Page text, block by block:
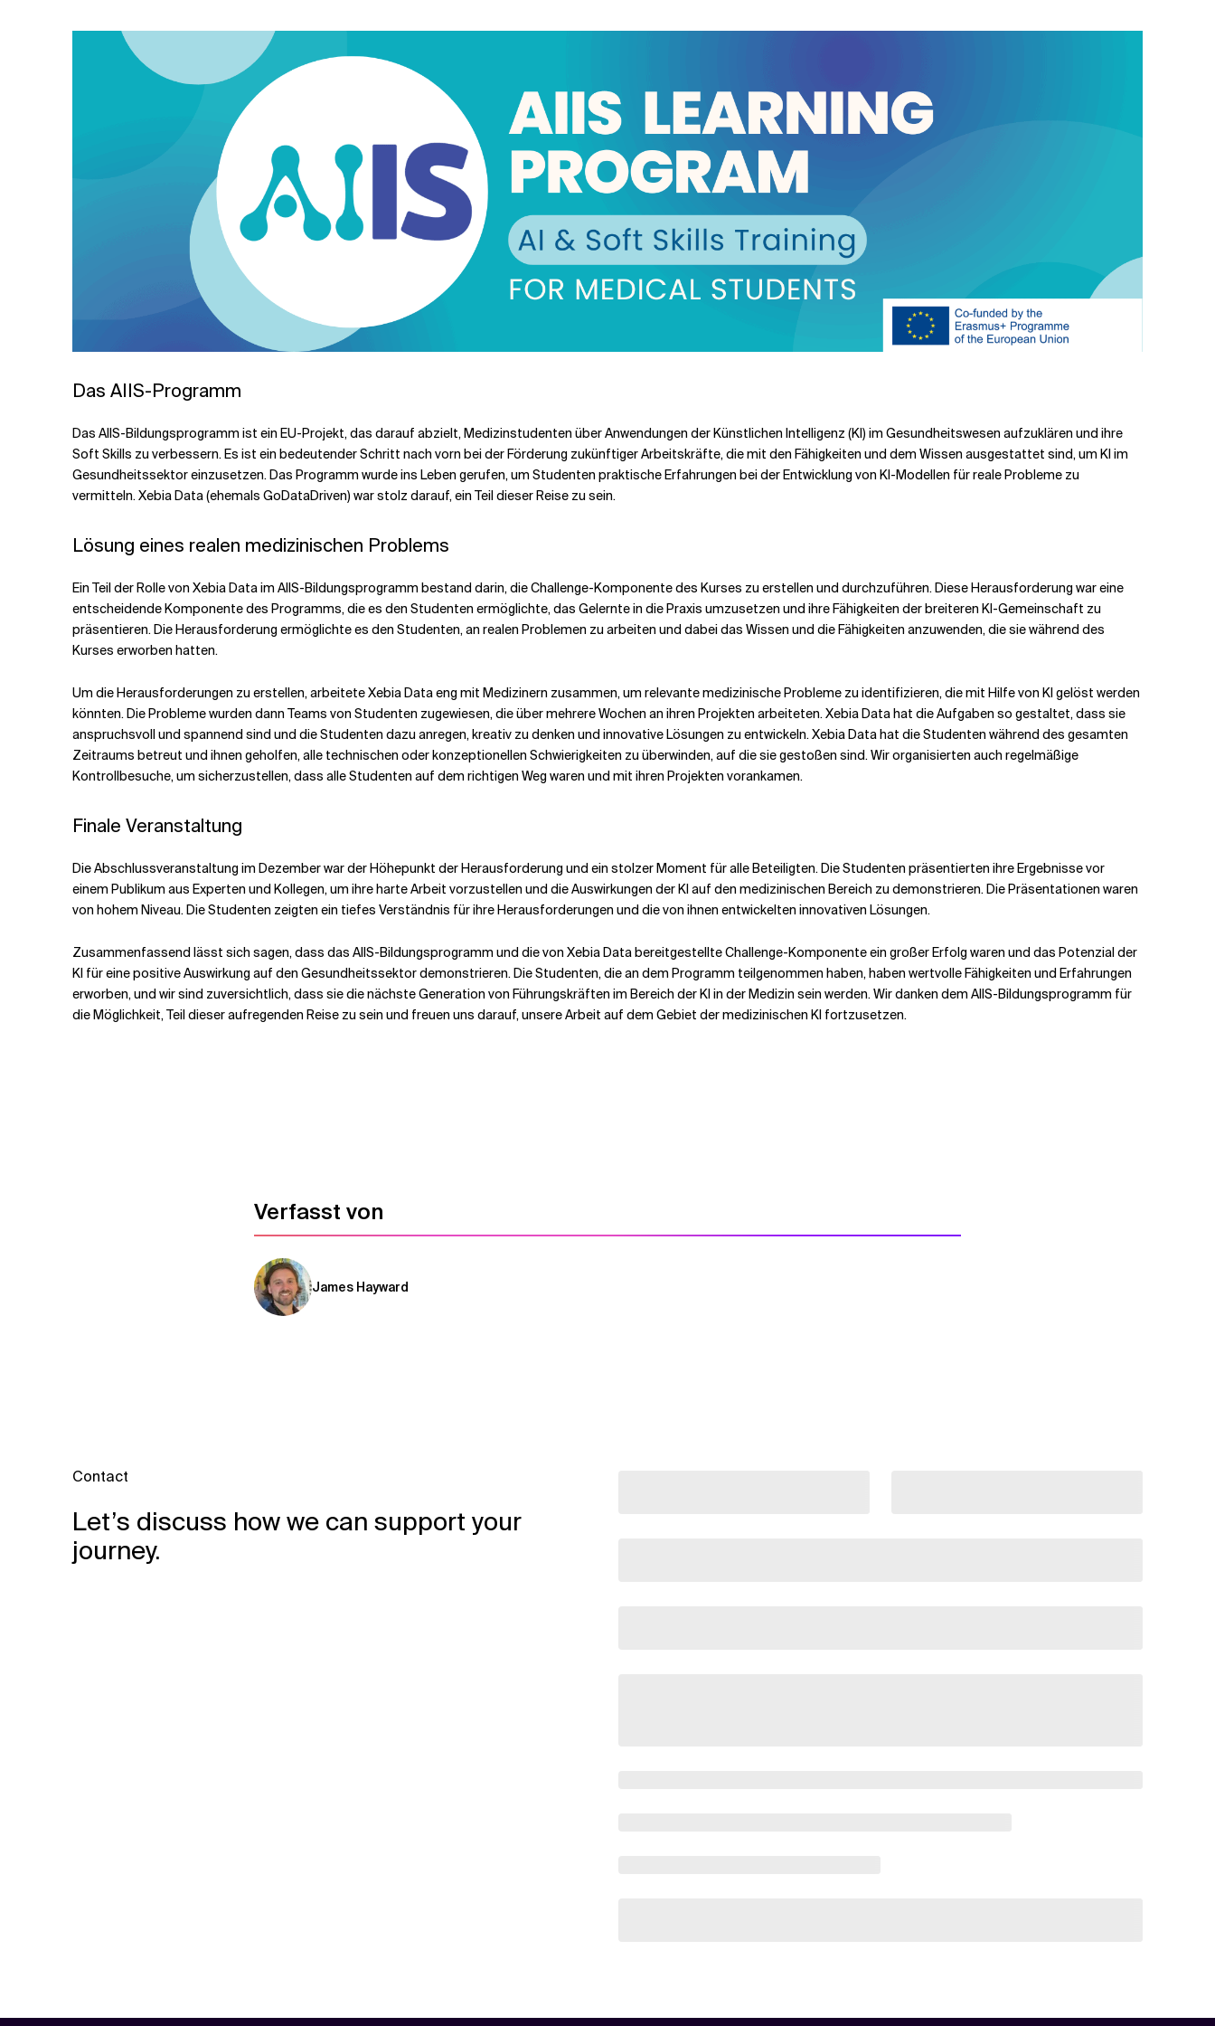
Verwandte Themen
Das AIIS-Programm
Das AIIS-Bildungsprogramm ist ein EU-Projekt, das darauf abzielt, Medizinstudenten über Anwendungen der Künstlichen Intelligenz (KI) im Gesundheitswesen aufzuklären und ihre
Soft Skills zu verbessern. Es ist ein bedeutender Schritt nach vorn bei der Förderung zukünftiger Arbeitskräfte, die mit den Fähigkeiten und dem Wissen ausgestattet sind, um KI im
Gesundheitssektor einzusetzen. Das Programm wurde ins Leben gerufen, um Studenten praktische Erfahrungen bei der Entwicklung von KI-Modellen für reale Probleme zu
vermitteln. Xebia Data (ehemals GoDataDriven) war stolz darauf, ein Teil dieser Reise zu sein.
Lösung eines realen medizinischen Problems
Ein Teil der Rolle von Xebia Data im AIIS-Bildungsprogramm bestand darin, die Challenge-Komponente des Kurses zu erstellen und durchzuführen. Diese Herausforderung war eine
entscheidende Komponente des Programms, die es den Studenten ermöglichte, das Gelernte in die Praxis umzusetzen und ihre Fähigkeiten der breiteren KI-Gemeinschaft zu
präsentieren. Die Herausforderung ermöglichte es den Studenten, an realen Problemen zu arbeiten und dabei das Wissen und die Fähigkeiten anzuwenden, die sie während des
Kurses erworben hatten.
Um die Herausforderungen zu erstellen, arbeitete Xebia Data eng mit Medizinern zusammen, um relevante medizinische Probleme zu identifizieren, die mit Hilfe von KI gelöst werden
könnten. Die Probleme wurden dann Teams von Studenten zugewiesen, die über mehrere Wochen an ihren Projekten arbeiteten. Xebia Data hat die Aufgaben so gestaltet, dass sie
anspruchsvoll und spannend sind und die Studenten dazu anregen, kreativ zu denken und innovative Lösungen zu entwickeln. Xebia Data hat die Studenten während des gesamten
Zeitraums betreut und ihnen geholfen, alle technischen oder konzeptionellen Schwierigkeiten zu überwinden, auf die sie gestoßen sind. Wir organisierten auch regelmäßige
Kontrollbesuche, um sicherzustellen, dass alle Studenten auf dem richtigen Weg waren und mit ihren Projekten vorankamen.
Finale Veranstaltung
Die Abschlussveranstaltung im Dezember war der Höhepunkt der Herausforderung und ein stolzer Moment für alle Beteiligten. Die Studenten präsentierten ihre Ergebnisse vor
einem Publikum aus Experten und Kollegen, um ihre harte Arbeit vorzustellen und die Auswirkungen der KI auf den medizinischen Bereich zu demonstrieren. Die Präsentationen waren
von hohem Niveau. Die Studenten zeigten ein tiefes Verständnis für ihre Herausforderungen und die von ihnen entwickelten innovativen Lösungen.
Zusammenfassend lässt sich sagen, dass das AIIS-Bildungsprogramm und die von Xebia Data bereitgestellte Challenge-Komponente ein großer Erfolg waren und das Potenzial der
KI für eine positive Auswirkung auf den Gesundheitssektor demonstrieren. Die Studenten, die an dem Programm teilgenommen haben, haben wertvolle Fähigkeiten und Erfahrungen
erworben, und wir sind zuversichtlich, dass sie die nächste Generation von Führungskräften im Bereich der KI in der Medizin sein werden. Wir danken dem AIIS-Bildungsprogramm für
die Möglichkeit, Teil dieser aufregenden Reise zu sein und freuen uns darauf, unsere Arbeit auf dem Gebiet der medizinischen KI fortzusetzen.
Verfasst von
James Hayward
Contact
Let’s discuss how we can support your
journey.